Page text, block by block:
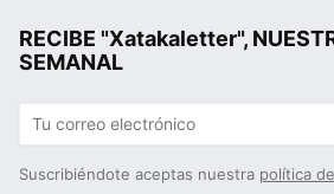
RECIBE "Xatakaletter",
SEMANAL
Suscribiéndote aceptas nuestra política